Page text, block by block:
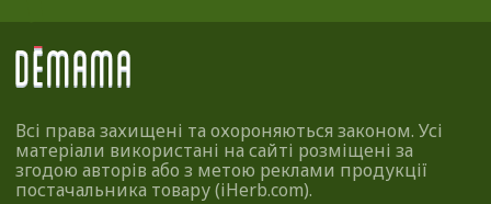
Всі права захищені та охороняються законом. Усі
матеріали використані на сайті розміщені за
згодою авторів або з метою реклами продукції
постачальника товару (iHerb.com).